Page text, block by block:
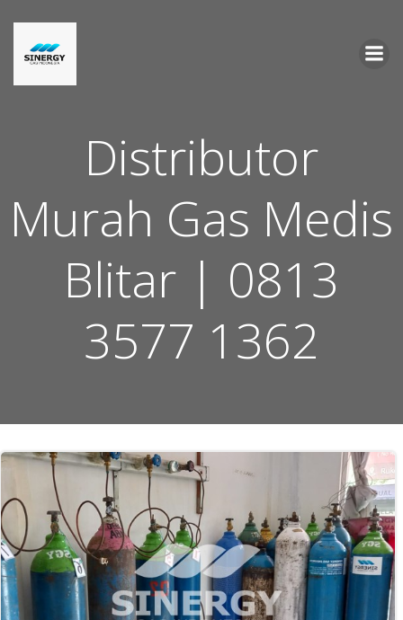
Distributor
Murah Gas Medis
Blitar | 0813
3577 1362